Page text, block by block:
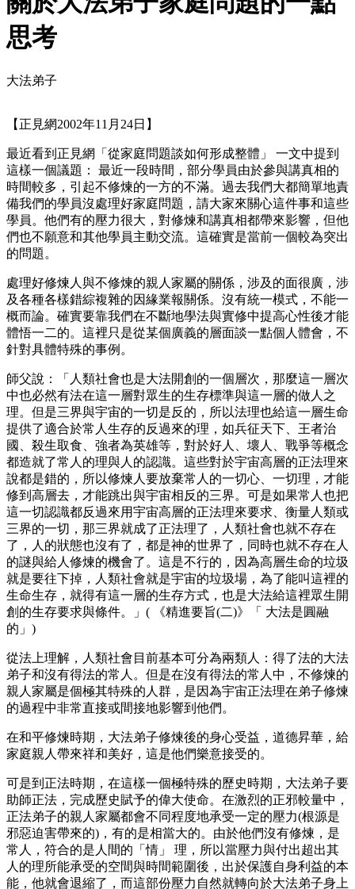
思考
大法弟子
【正見網2002年11月24日】
最近看到正見網「從家庭問題談如何形成整體」 一文中提到
這樣一個議題： 最近一段時間，部分學員由於參與講真相的
時間較多，引起不修煉的一方的不滿。過去我們大都簡單地責
備我們的學員沒處理好家庭問題，請大家來關心這件事和這些
學員。他們有的壓力很大，對修煉和講真相都帶來影響，但他
們也不願意和其他學員主動交流。這確實是當前一個較為突出
的問題。
處理好修煉人與不修煉的親人家屬的關係，涉及的面很廣，涉
及各種各樣錯綜複雜的因緣業報關係。沒有統一模式，不能一
概而論。確實要靠我們在不斷地學法與實修中提高心性後才能
體悟一二的。這裡只是從某個廣義的層面談一點個人體會，不
針對具體特殊的事例。
師父說：「人類社會也是大法開創的一個層次，那麼這一層次
中也必然有法在這一層對眾生的生存標準與這一層的做人之
理。但是三界與宇宙的一切是反的，所以法理也給這一層生命
提供了適合於常人生存的反過來的理，如兵征天下、王者治
國、殺生取食、強者為英雄等，對於好人、壞人、戰爭等概念
都造就了常人的理與人的認識。這些對於宇宙高層的正法理來
說都是錯的，所以修煉人要放棄常人的一切心、一切理，才能
修到高層去，才能跳出與宇宙相反的三界。可是如果常人也把
這一切認識都反過來用宇宙高層的正法理來要求、衡量人類或
三界的一切，那三界就成了正法理了，人類社會也就不存在
了，人的狀態也沒有了，都是神的世界了，同時也就不存在人
的謎與給人修煉的機會了。這是不行的，因為高層生命的垃圾
就是要往下掉，人類社會就是宇宙的垃圾場，為了能叫這裡的
生命生存，就得有這一層的生存方式，也是大法給這裡眾生開
創的生存要求與條件。」( 《精進要旨(二)》「 大法是圓融
的」)
從法上理解，人類社會目前基本可分為兩類人：得了法的大法
弟子和沒有得法的常人。但是在沒有得法的常人中，不修煉的
親人家屬是個極其特殊的人群，是因為宇宙正法理在弟子修煉
的過程中非常直接或間接地影響到他們。
在和平修煉時期，大法弟子修煉後的身心受益，道德昇華，給
家庭親人帶來祥和美好，這是他們樂意接受的。
可是到正法時期，在這樣一個極特殊的歷史時期，大法弟子要
助師正法，完成歷史賦予的偉大使命。在激烈的正邪較量中，
正法弟子的親人家屬都會不同程度地承受一定的壓力(根源是
邪惡迫害帶來的)，有的是相當大的。由於他們沒有修煉，是
常人，符合的是人間的「情」 理，所以當壓力與付出超出其
人的理所能承受的空間與時間範圍後，出於保護自身利益的本
能，他就會退縮了，而這部份壓力自然就轉向於大法弟子身上